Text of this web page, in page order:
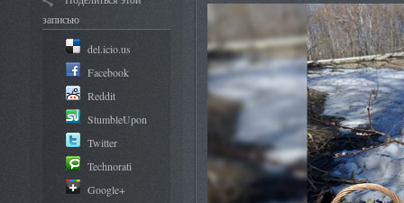
записью
del.icio.us
Facebook
Reddit
StumbleUpon
Twitter
Technorati
Google+